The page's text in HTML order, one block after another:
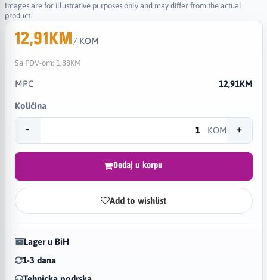
Images are for illustrative purposes only and may differ from the actual
product
12,91KM / KOM
Sa PDV-om: 1,88KM
MPC 12,91KM
Količina
- KOM +
Dodaj u korpu
Add to wishlist
Lager u BiH
1-3 dana